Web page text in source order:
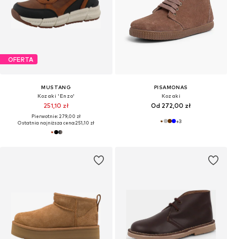
OFERTA
MUSTANG
Kozaki 'Enzo'
251,10 zł
Pierwotnie: 279,00 zł
Ostatnia najniższa cena:251,10 zł
PISAMONAS
Kozaki
Od 272,00 zł
+3